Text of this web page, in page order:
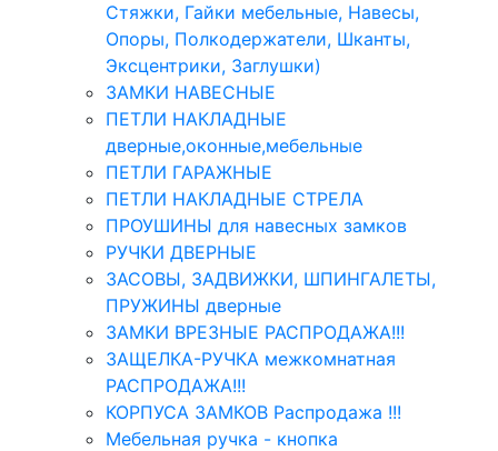
Стяжки, Гайки мебельные, Навесы,
Опоры, Полкодержатели, Шканты,
Эксцентрики, Заглушки)
ЗАМКИ НАВЕСНЫЕ
ПЕТЛИ НАКЛАДНЫЕ
дверные,оконные,мебельные
ПЕТЛИ ГАРАЖНЫЕ
ПЕТЛИ НАКЛАДНЫЕ СТРЕЛА
ПРОУШИНЫ для навесных замков
РУЧКИ ДВЕРНЫЕ
ЗАСОВЫ, ЗАДВИЖКИ, ШПИНГАЛЕТЫ,
ПРУЖИНЫ дверные
ЗАМКИ ВРЕЗНЫЕ РАСПРОДАЖА!!!
ЗАЩЕЛКА-РУЧКА межкомнатная
РАСПРОДАЖА!!!
КОРПУСА ЗАМКОВ Распродажа !!!
Мебельная ручка - кнопка